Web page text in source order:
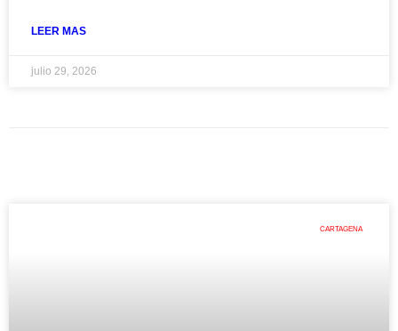
LEER MAS
julio 29, 2026
CARTAGENA